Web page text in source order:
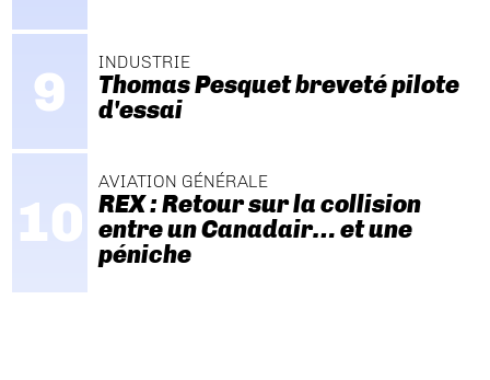
INDUSTRIE
Thomas Pesquet breveté pilote
d'essai
AVIATION GÉNÉRALE
REX : Retour sur la collision
entre un Canadair… et une
péniche